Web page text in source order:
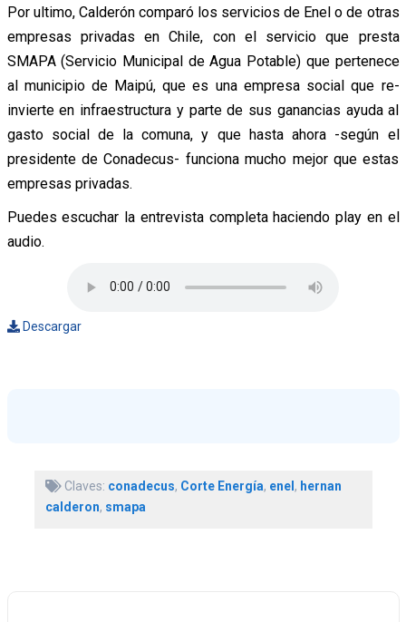
Por ultimo, Calderón comparó los servicios de Enel o de otras
empresas privadas en Chile, con el servicio que presta
SMAPA (Servicio Municipal de Agua Potable) que pertenece
al municipio de Maipú, que es una empresa social que re-
invierte en infraestructura y parte de sus ganancias ayuda al
gasto social de la comuna, y que hasta ahora -según el
presidente de Conadecus- funciona mucho mejor que estas
empresas privadas.
Puedes escuchar la entrevista completa haciendo play en el
audio.
Descargar
Claves: conadecus, Corte Energía, enel, hernan
calderon, smapa